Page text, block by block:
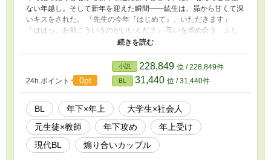
ない年越し。そして新年を迎えた瞬間——紘生は、昴から甘くて深
いキスをされた。 「先生の今年『はじめて』、いただきます」
「ははっ。お前こういうのがいいんだ？」 互いを求め合う、ふし
だらで純愛な新年。煽り合いながら高め合う二つの体。 大学生×社
会人カップルは、己の欲望のままに年末年始を過ごしていく……。
◇◇◇ ・元生徒の大学生(22)×高校の化学教師(32) ・恋人になっ
て4年が経つ落ち着いたカップルの、とある年末年始の話です。 ・
すでにカップル成立してますが前作はありません。本作のみの作品
です。 ・軽口をたたいて煽り合いながらイチャイチャする年下×年
上カップルです。 ・年上受けが年下攻めをいい感じに転がして愛
でて愛されるような関係です。 ・文字数の割に、R18シーンはたっ
ぷりめです。 【その他】 ・R18シーンにはサブタイトルに * がつ
いています。（軽いもの含む） ・全6話、完結済みです。 ・ムーン
ライトノベルスさんでは先行して投稿していました。
24h.ポイント 0pt
小説 228,849 位 / 228,849件
BL 31,440 位 / 31,440件
BL 年下×年上
大学生×社会人
元生徒×教師
年下攻め
年上受け
現代BL
煽り合いカップル